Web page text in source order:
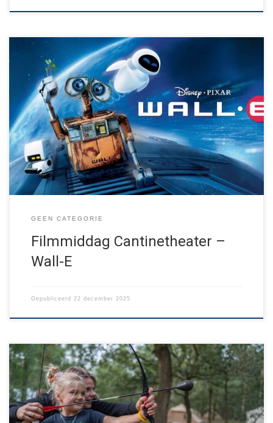
In de toekomst is de aarde rommelig en zwaar vervuild, de
mensen zijn verdwenen, er is geen grassprietje te zien. Het
robotje Wall-E probeert dapper de troep op te ruimen. Dan landt
een ruimteschip, met daarin de mooie meisjesrobot EVE. Samen
reizen ze door het hele heelal en beginnen ze […]
GEEN CATEGORIE
Filmmiddag Cantinetheater –
Wall-E
Gepubliceerd 22 december 2025
Het Jong Nederland seizoen is inmiddels weer begonnen, wat
betekent dat onze seizoensopening ook weer bijna voor de deur
staat! Op zondagmiddag 12 oktober organiseren wij onze